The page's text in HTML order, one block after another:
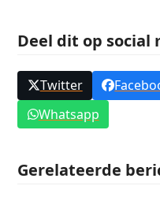
Deel dit op social
Twitter
Whatsapp
Gerelateerde